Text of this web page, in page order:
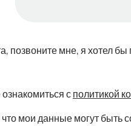
позвоните мне, я хотел
сполитикой
что мои данные могут